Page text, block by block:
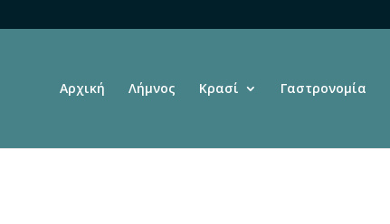
Αρχική Λήμνος Kρασί Γαστρονομία